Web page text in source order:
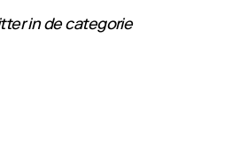
in de categorie